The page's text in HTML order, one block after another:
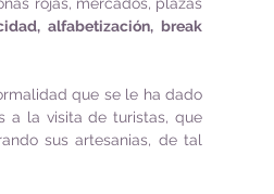
alfabetización, break
que se le ha dado
a la visita de turistas, que
sus artesanias, de tal